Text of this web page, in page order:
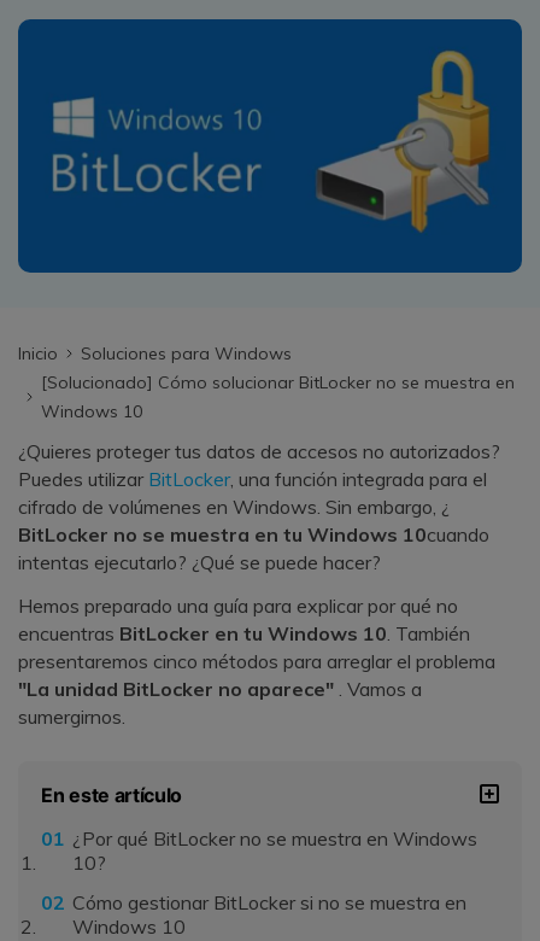
Recupera datos perdidos/eliminados gratis
Pruébalo Gratis
UBackit - Respaldar Datos
search
Inicio
Soluciones para Windows
[Solucionado] Cómo solucionar BitLocker no se muestra en
Windows 10
¿Quieres proteger tus datos de accesos no autorizados?
Puedes utilizar BitLocker, una función integrada para el
cifrado de volúmenes en Windows. Sin embargo, ¿
BitLocker no se muestra en tu Windows 10cuando
intentas ejecutarlo? ¿Qué se puede hacer?
Hemos preparado una guía para explicar por qué no
encuentras BitLocker en tu Windows 10 . También
presentaremos cinco métodos para arreglar el problema
"La unidad BitLocker no aparece" . Vamos a
sumergirnos.
En este artículo
¿Por qué BitLocker no se muestra en Windows
10?
Cómo gestionar BitLocker si no se muestra en
Windows 10